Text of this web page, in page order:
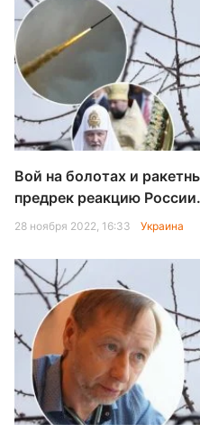
Вой на болотах и
предрек реакцию
28 ноября 2022, 16:33 Украина